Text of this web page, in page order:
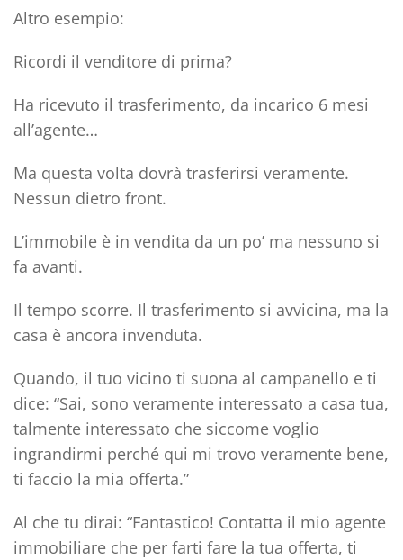
Altro esempio:
Ricordi il venditore di prima?
Ha ricevuto il trasferimento, da incarico 6 mesi
all’agente…
Ma questa volta dovrà trasferirsi veramente.
Nessun dietro front.
L’immobile è in vendita da un po’ ma nessuno si
fa avanti.
Il tempo scorre. Il trasferimento si avvicina, ma la
casa è ancora invenduta.
Quando, il tuo vicino ti suona al campanello e ti
dice: “Sai, sono veramente interessato a casa tua,
talmente interessato che siccome voglio
ingrandirmi perché qui mi trovo veramente bene,
ti faccio la mia offerta.”
Al che tu dirai: “Fantastico! Contatta il mio agente
immobiliare che per farti fare la tua offerta, ti